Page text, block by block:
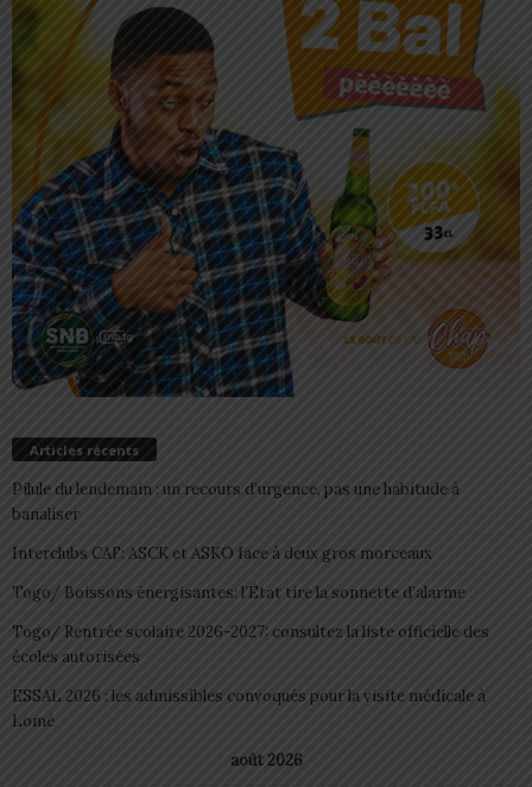
Articles récents
Pilule du lendemain : un recours d’urgence, pas une habitude à
banaliser
Interclubs CAF: ASCK et ASKO face à deux gros morceaux
Togo/ Boissons énergisantes: l’État tire la sonnette d’alarme
Togo/ Rentrée scolaire 2026-2027: consultez la liste officielle des
écoles autorisées
ESSAL 2026 : les admissibles convoqués pour la visite médicale à
Lomé
août 2026